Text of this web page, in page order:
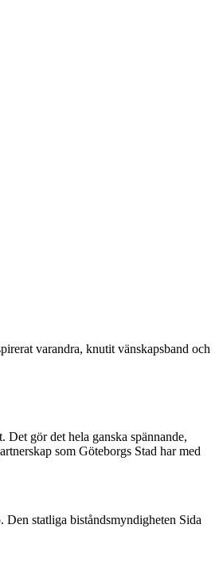
varandra, knutit vänskapsband och
gör det hela ganska spännande,
som Göteborgs Stad har med
statliga biståndsmyndigheten Sida